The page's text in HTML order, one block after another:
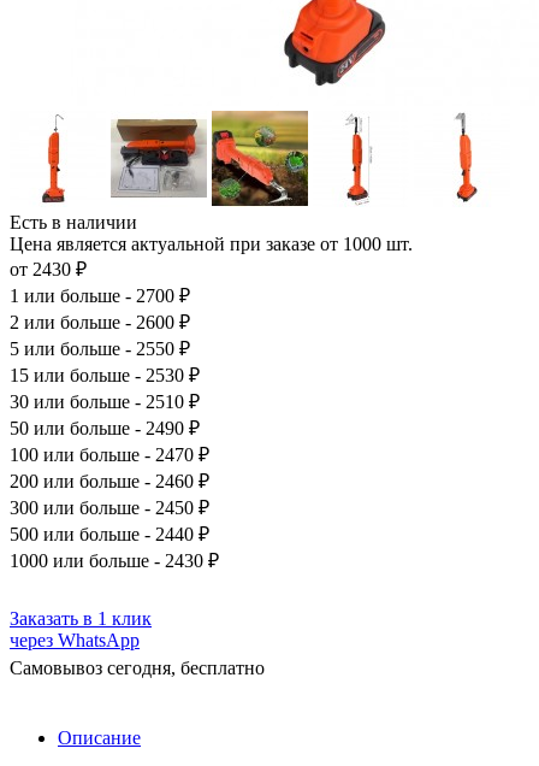
Есть в наличии
Цена является актуальной при заказе от 1000 шт.
от 2430 ₽
1 или больше - 2700 ₽
2 или больше - 2600 ₽
5 или больше - 2550 ₽
15 или больше - 2530 ₽
30 или больше - 2510 ₽
50 или больше - 2490 ₽
100 или больше - 2470 ₽
200 или больше - 2460 ₽
300 или больше - 2450 ₽
500 или больше - 2440 ₽
1000 или больше - 2430 ₽
Заказать в 1 клик
через WhatsApp
Самовывоз сегодня, бесплатно
Описание